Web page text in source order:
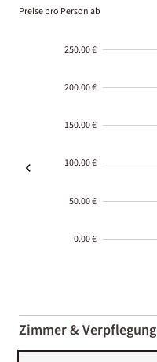
Preise pro Person ab
250.00 €
200.00 €
150.00 €
100.00 €
50.00 €
0.00 €
01-02
Zimmer & Verpflegung